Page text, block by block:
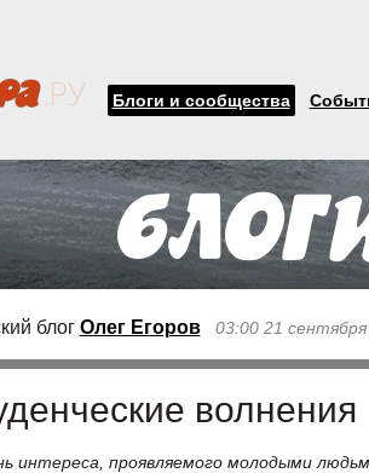
Блоги и сообщества
блог Олег Егоров 03:00 21 сентября
волнения
интереса, проявляемого молодыми